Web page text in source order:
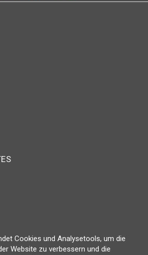
2026
Cookies und Analysetools, um die
Website zu verbessern und die